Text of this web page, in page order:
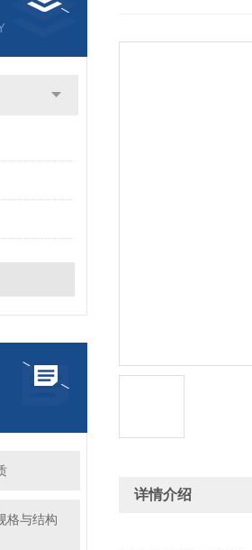
格与结构
详情介绍